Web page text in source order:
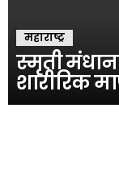
महाराष्ट्र
स्मृती
शारीरिक